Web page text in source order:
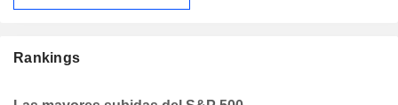
Rankings